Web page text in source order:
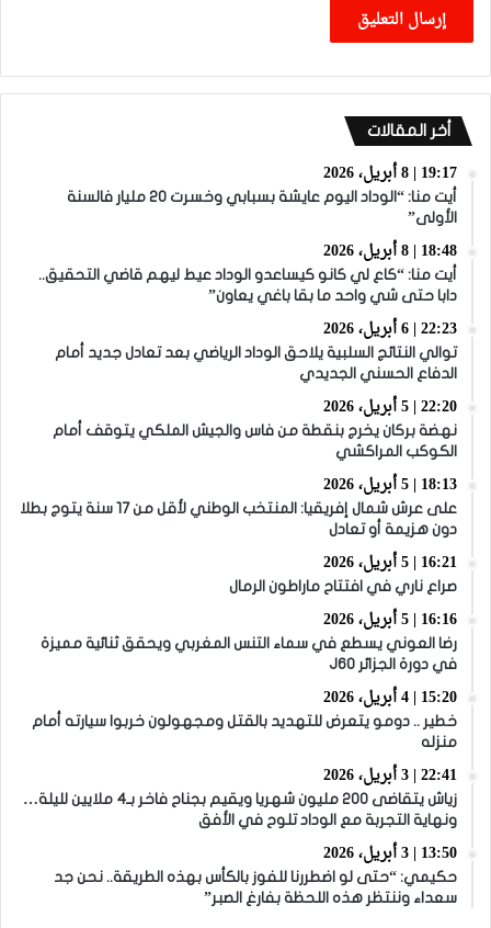
أخر المقالات
19:17 | 8 أبريل، 2026
أيت منا: “الوداد اليوم عايشة بسبابي وخسرت 20 مليار فالسنة
الأولى”
18:48 | 8 أبريل، 2026
أيت منا: “كاع لي كانو كيساعدو الوداد عيط ليهم قاضي التحقيق..
دابا حتى شي واحد ما بقا باغي يعاون”
22:23 | 6 أبريل، 2026
توالي النتائج السلبية يلاحق الوداد الرياضي بعد تعادل جديد أمام
الدفاع الحسني الجديدي
22:20 | 5 أبريل، 2026
نهضة بركان يخرج بنقطة من فاس والجيش الملكي يتوقف أمام
الكوكب المراكشي
18:13 | 5 أبريل، 2026
على عرش شمال إفريقيا: المنتخب الوطني لأقل من 17 سنة يتوج بطلا
دون هزيمة أو تعادل
16:21 | 5 أبريل، 2026
صراع ناري في افتتاح ماراطون الرمال
16:16 | 5 أبريل، 2026
رضا العوني يسطع في سماء التنس المغربي ويحقق ثنائية مميزة
في دورة الجزائر J60
15:20 | 4 أبريل، 2026
خطير .. دومو يتعرض للتهديد بالقتل ومجهولون خربوا سيارته أمام
منزله
22:41 | 3 أبريل، 2026
زياش يتقاضى 200 مليون شهريا ويقيم بجناح فاخر بـ4 ملايين لليلة…
ونهاية التجربة مع الوداد تلوح في الأفق
13:50 | 3 أبريل، 2026
حكيمي: “حتى لو اضطررنا للفوز بالكأس بهذه الطريقة.. نحن جد
سعداء وننتظر هذه اللحظة بفارغ الصبر”